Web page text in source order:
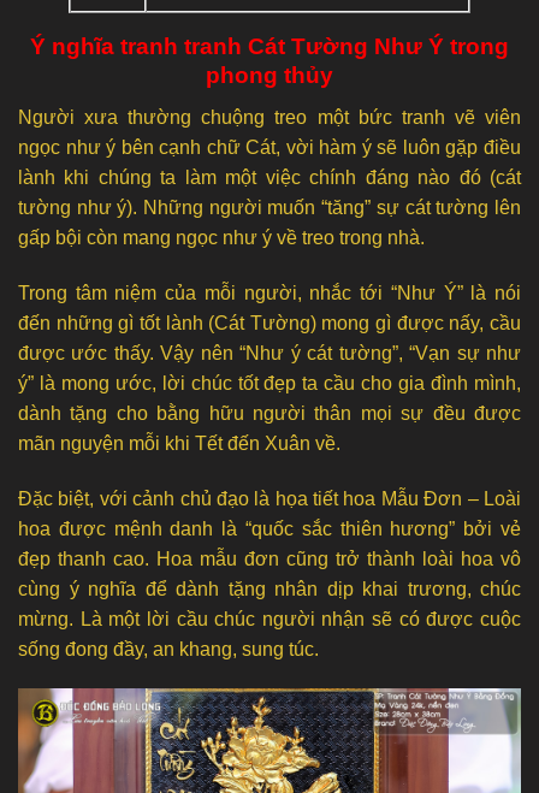
Ý nghĩa tranh tranh Cát Tường Như Ý trong
phong thủy
Người xưa thường chuộng treo một bức tranh vẽ viên
ngọc như ý bên cạnh chữ Cát, vời hàm ý sẽ luôn gặp điều
lành khi chúng ta làm một việc chính đáng nào đó (cát
tường như ý). Những người muốn “tăng” sự cát tường lên
gấp bội còn mang ngọc như ý về treo trong nhà.
Trong tâm niệm của mỗi người, nhắc tới “Như Ý” là nói
đến những gì tốt lành (Cát Tường) mong gì được nấy, cầu
được ước thấy. Vậy nên “Như ý cát tường”, “Vạn sự như
ý” là mong ước, lời chúc tốt đẹp ta cầu cho gia đình mình,
dành tặng cho bằng hữu người thân mọi sự đều được
mãn nguyện mỗi khi Tết đến Xuân về.
Đặc biệt, với cảnh chủ đạo là họa tiết hoa Mẫu Đơn – Loài
hoa được mệnh danh là “quốc sắc thiên hương” bởi vẻ
đẹp thanh cao. Hoa mẫu đơn cũng trở thành loài hoa vô
cùng ý nghĩa để dành tặng nhân dịp khai trương, chúc
mừng. Là một lời cầu chúc người nhận sẽ có được cuộc
sống đong đầy, an khang, sung túc.